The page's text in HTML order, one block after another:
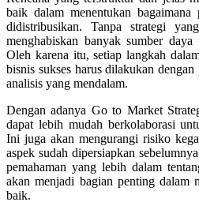
baik dalam menentukan
didistribusikan. Tanpa strategi
menghabiskan banyak sumber
Oleh karena itu, setiap langkah
bisnis sukses harus dilakukan
analisis yang mendalam.
Dengan adanya Go to Market
dapat lebih mudah berkolaborasi
Ini juga akan mengurangi risiko
aspek sudah dipersiapkan
pemahaman yang lebih dalam
akan menjadi bagian penting dalam
baik.